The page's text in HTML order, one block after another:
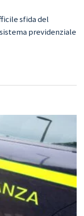
sfida del
previdenziale